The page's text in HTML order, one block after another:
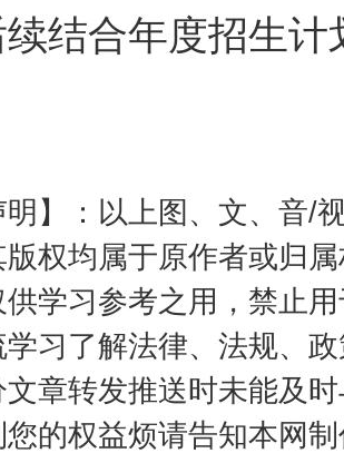
结合年度招生计
明】：以上图、文、音/
权均属于原作者或归
学习参考之用，禁止
习了解法律、法规、
章转发推送时未能及
的权益烦请告知本网
亿！段成刚被判无期 从幼